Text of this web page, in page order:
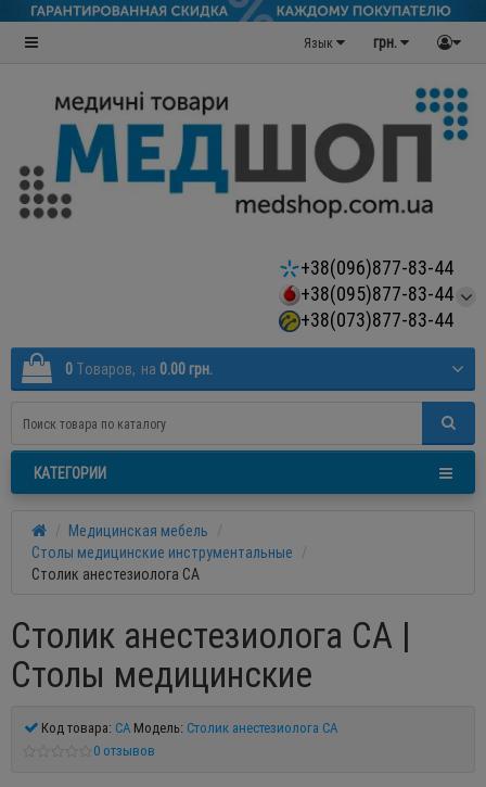
грн.
Язык
+38(096)877-83-44
+38(095)877-83-44
+38(073)877-83-44
0 Tоваров, на 0.00 грн.
КАТЕГОРИИ
Медицинская мебель
Столы медицинские инструментальные
Столик анестезиолога СА
Столик анестезиолога СА |
Столы медицинские
Код товара: СА Модель: Столик анестезиолога СА
0 отзывов